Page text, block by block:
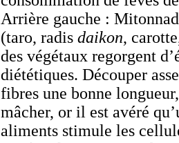
Arrière gauche :
(taro, radis daikon,
des végétaux regorgent
diététiques. Découper
fibres une bonne
mâcher, or il est avéré
aliments stimule les